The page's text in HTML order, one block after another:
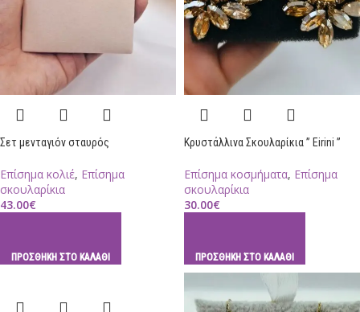
Σετ μενταγιόν σταυρός
Επίσημα κολιέ, Επίσημα
σκουλαρίκια
43.00€
ΠΡΟΣΘΉΚΗ ΣΤΟ ΚΑΛΆΘΙ
Κρυστάλλινα Σκουλαρίκια ” Eirini ”
Επίσημα κοσμήματα, Επίσημα
σκουλαρίκια
30.00€
ΠΡΟΣΘΉΚΗ ΣΤΟ ΚΑΛΆΘΙ